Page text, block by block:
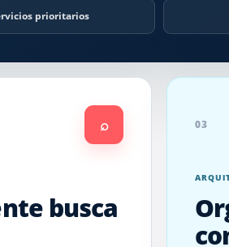
prioritarios
⌕
busca
03